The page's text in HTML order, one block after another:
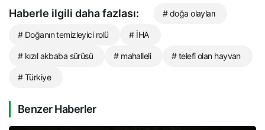
Haberle ilgili daha fazlası: # doğa olayları
# Doğanın temizleyici rolü # İHA
# kızıl akbaba sürüsü # mahalleli # telefi olan hayvan
# Türkiye
Benzer Haberler